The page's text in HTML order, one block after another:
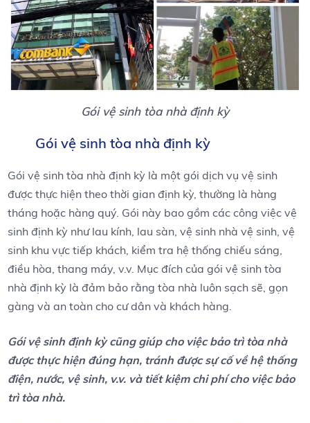
Gói vệ sinh tòa nhà định kỳ
Gói vệ sinh tòa nhà định kỳ
Gói vệ sinh tòa nhà định kỳ là một gói dịch vụ vệ sinh
được thực hiện theo thời gian định kỳ, thường là hàng
tháng hoặc hàng quý. Gói này bao gồm các công việc vệ
sinh định kỳ như lau kính, lau sàn, vệ sinh nhà vệ sinh, vệ
sinh khu vực tiếp khách, kiểm tra hệ thống chiếu sáng,
điều hòa, thang máy, v.v. Mục đích của gói vệ sinh tòa
nhà định kỳ là đảm bảo rằng tòa nhà luôn sạch sẽ, gọn
gàng và an toàn cho cư dân và khách hàng.
Gói vệ sinh định kỳ cũng giúp cho việc bảo trì tòa nhà
được thực hiện đúng hạn, tránh được sự cố về hệ thống
điện, nước, vệ sinh, v.v. và tiết kiệm chi phí cho việc bảo
trì tòa nhà.